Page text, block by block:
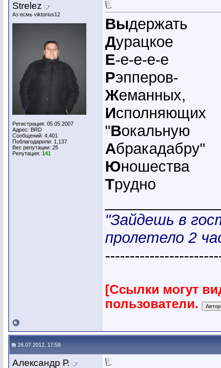
Strelez
Аз есмь viktorius12
Регистрация: 05.05.2007
Адрес: BRD
Сообщений: 4,401
Поблагодарили: 1,137
Вес репутации: 25
Репутация: 141
Выдержать
Дурацкое
Е-е-е-е-е
Рэпперов-
Жеманных,
Исполняющих
"Вокальную
Абракадабру"
Юношества
Трудно
"Зайдешь в
пролетело 2
[Ссылки могут
пользователи.
26.07.2012, 17:58
Александр Р.